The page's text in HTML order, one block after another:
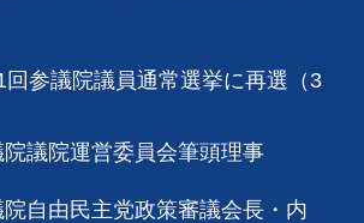
回参議院議員通常選挙に再選（3
院議院運営委員会筆頭理事
自由民主党政策審議会長・内